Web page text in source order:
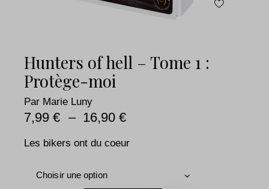
Hunters of hell – Tome 1 :
Protège-moi
Par Marie Luny
7,99 € – 16,90 €
Les bikers ont du coeur